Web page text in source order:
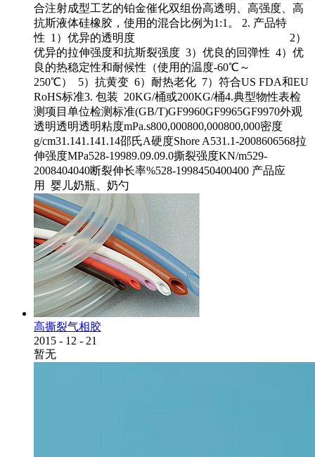
合注射成型工艺的铂金催化双组份高透明、高强度、高
抗斯液体硅橡胶，使用的混合比例为1:1。 2. 产品特
性 1）优异的透明度 2）
优异的拉伸强度和抗斯裂强度 3）优良的回弹性 4）优
良的热稳定性和耐候性（使用的温度-60℃～
250℃） 5）抗黄变 6）耐热老化 7）符合US FDA和EU
RoHS标准3. 包装 20KG/桶或200KG/桶4.典型物性表检
测项目单位检测标准(GB/T)GF9960GF9965GF9970外观
透明透明透明粘度mPa.s800,000800,000800,000密度
g/cm31.141.141.14邵氏A硬度Shore A531.1-2008606568拉
伸强度MPa528-19989.09.09.0撕裂强度KN/m529-
2008404040断裂伸长率%528-1998450400400 产品应
用 婴儿奶瓶、奶勺
高撕裂气相胶
2015 - 12 - 21
暂无